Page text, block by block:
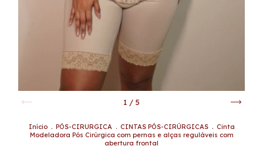
1 / 5
Início . PÓS-CIRURGICA . CINTAS PÓS-CIRÚRGICAS . Cinta
Modeladora Pós Cirúrgica com pernas e alças reguláveis com
abertura frontal